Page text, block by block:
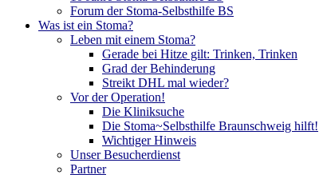
Forum der Stoma-Selbsthilfe BS
Was ist ein Stoma?
Leben mit einem Stoma?
Gerade bei Hitze gilt: Trinken, Trinken
Grad der Behinderung
Streikt DHL mal wieder?
Vor der Operation!
Die Kliniksuche
Die Stoma~Selbsthilfe Braunschweig hilft!
Wichtiger Hinweis
Unser Besucherdienst
Partner